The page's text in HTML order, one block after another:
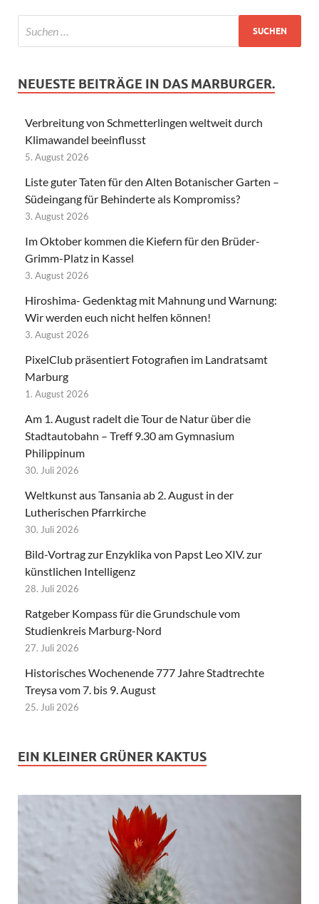
NEUESTE BEITRÄGE IN DAS MARBURGER.
Verbreitung von Schmetterlingen weltweit durch
Klimawandel beeinflusst
5. August 2026
Liste guter Taten für den Alten Botanischer Garten –
Südeingang für Behinderte als Kompromiss?
3. August 2026
Im Oktober kommen die Kiefern für den Brüder-
Grimm-Platz in Kassel
3. August 2026
Hiroshima- Gedenktag mit Mahnung und Warnung:
Wir werden euch nicht helfen können!
3. August 2026
PixelClub präsentiert Fotografien im Landratsamt
Marburg
1. August 2026
Am 1. August radelt die Tour de Natur über die
Stadtautobahn – Treff 9.30 am Gymnasium
Philippinum
30. Juli 2026
Weltkunst aus Tansania ab 2. August in der
Lutherischen Pfarrkirche
30. Juli 2026
Bild-Vortrag zur Enzyklika von Papst Leo XIV. zur
künstlichen Intelligenz
28. Juli 2026
Ratgeber Kompass für die Grundschule vom
Studienkreis Marburg-Nord
27. Juli 2026
Historisches Wochenende 777 Jahre Stadtrechte
Treysa vom 7. bis 9. August
25. Juli 2026
EIN KLEINER GRÜNER KAKTUS